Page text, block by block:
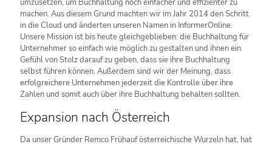
umzusetzen, um Buchhaltung noch einfacher und effizienter zu
machen. Aus diesem Grund machten wir im Jahr 2014 den Schritt
in die Cloud und änderten unseren Namen in InformerOnline.
Unsere Mission ist bis heute gleichgeblieben: die Buchhaltung für
Unternehmer so einfach wie möglich zu gestalten und ihnen ein
Gefühl von Stolz darauf zu geben, dass sie ihre Buchhaltung
selbst führen können. Außerdem sind wir der Meinung, dass
erfolgreichere Unternehmen jederzeit die Kontrolle über ihre
Zahlen und somit auch über ihre Buchhaltung behalten sollten.
Expansion nach Österreich
Da unser Gründer Remco Frühauf österreichische Wurzeln hat, hat